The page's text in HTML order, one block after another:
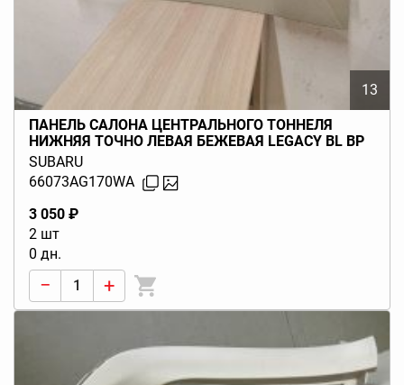
13
ПАНЕЛЬ САЛОНА ЦЕНТРАЛЬНОГО ТОННЕЛЯ
НИЖНЯЯ ТОЧНО ЛЕВАЯ БЕЖЕВАЯ LEGACY BL BP
(B13) 2006-2009
SUBARU
66073AG170WA
3 050 ₽
2 шт
0 дн.
− +